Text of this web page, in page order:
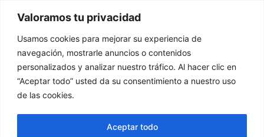
Valoramos tu privacidad
Usamos cookies para mejorar su experiencia de
navegación, mostrarle anuncios o contenidos
personalizados y analizar nuestro tráfico. Al hacer clic en
“Aceptar todo” usted da su consentimiento a nuestro uso
de las cookies.
Aceptar todo
contenido
Tu Rincón del Viajero